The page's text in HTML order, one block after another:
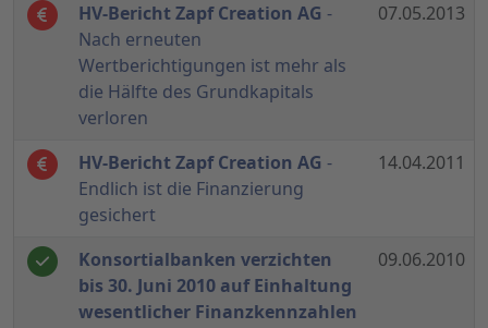
HV-Bericht Zapf Creation AG -
Nach erneuten
Wertberichtigungen ist mehr als
die Hälfte des Grundkapitals
verloren
07.05.2013
HV-Bericht Zapf Creation AG -
Endlich ist die Finanzierung
gesichert
14.04.2011
Konsortialbanken verzichten
bis 30. Juni 2010 auf Einhaltung
wesentlicher Finanzkennzahlen
09.06.2010